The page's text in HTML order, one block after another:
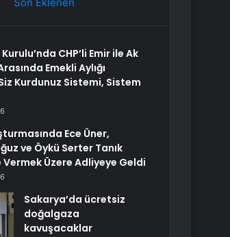
CHP’li Emir ile Ak
Emekli Aylığı
Kurdunuz Sistemi, Sistem
Ece Üner,
ve Öykü Serter Tanık
Üzere Adliyeye Geldi
Sakarya’da ücretsiz
doğalgaza
kavuşacaklar